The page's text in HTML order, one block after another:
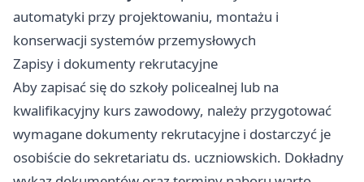
automatyki przy projektowaniu, montażu i
konserwacji systemów przemysłowych
Zapisy i dokumenty rekrutacyjne
Aby zapisać się do szkoły policealnej lub na
kwalifikacyjny kurs zawodowy, należy przygotować
wymagane dokumenty rekrutacyjne i dostarczyć je
osobiście do sekretariatu ds. uczniowskich. Dokładny